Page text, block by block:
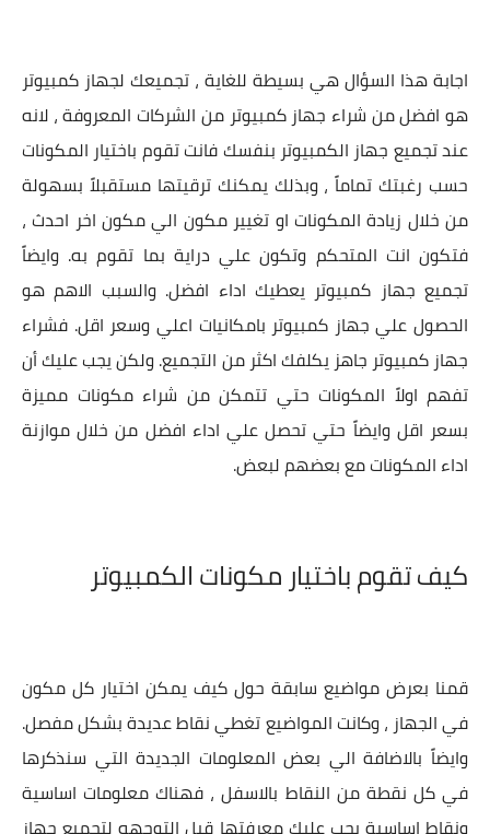
اجابة هذا السؤال هي بسيطة للغاية ، تجميعك لجهاز كمبيوتر
هو افضل من شراء جهاز كمبيوتر من الشركات المعروفة ، لانه
عند تجميع جهاز الكمبيوتر بنفسك فانت تقوم باختيار المكونات
حسب رغبتك تماماً ، وبذلك يمكنك ترقيتها مستقبلاً بسهولة
من خلال زيادة المكونات او تغيير مكون الي مكون اخر احدث ،
فتكون انت المتحكم وتكون علي دراية بما تقوم به. وايضاً
تجميع جهاز كمبيوتر يعطيك اداء افضل. والسبب الاهم هو
الحصول علي جهاز كمبيوتر بامكانيات اعلي وسعر اقل. فشراء
جهاز كمبيوتر جاهز يكلفك اكثر من التجميع. ولكن يجب عليك أن
تفهم اولاً المكونات حتي تتمكن من شراء مكونات مميزة
بسعر اقل وايضاً حتي تحصل علي اداء افضل من خلال موازنة
اداء المكونات مع بعضهم لبعض.
كيف تقوم باختيار مكونات الكمبيوتر
قمنا بعرض مواضيع سابقة حول كيف يمكن اختيار كل مكون
في الجهاز ، وكانت المواضيع تغطي نقاط عديدة بشكل مفصل.
وايضاً بالاضافة الي بعض المعلومات الجديدة التي سنذكرها
في كل نقطة من النقاط بالاسفل ، فهناك معلومات اساسية
ونقاط اساسية يجب عليك معرفتها قبل التوجهه لتجميع جهاز